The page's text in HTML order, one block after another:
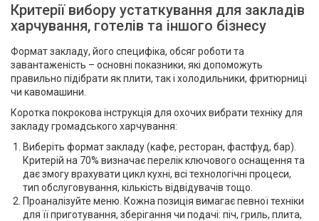
Критерії вибору устаткування для закладів
харчування, готелів та іншого бізнесу
Формат закладу, його специфіка, обсяг роботи та
завантаженість – основні показники, які допоможуть
правильно підібрати як плити, так і холодильники, фритюрниці
чи кавомашини.
Коротка покрокова інструкція для охочих вибрати техніку для
закладу громадського харчування:
Виберіть формат закладу (кафе, ресторан, фастфуд, бар).
Критерій на 70% визначає перелік ключового оснащення та
дає змогу врахувати цикл кухні, всі технологічні процеси,
тип обслуговування, кількість відвідувачів тощо.
Проаналізуйте меню. Кожна позиція вимагає певної техніки
для її приготування, зберігання чи подачі: піч, гриль, плита,